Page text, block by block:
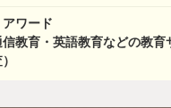
ワード
信教育・英語教育などの教